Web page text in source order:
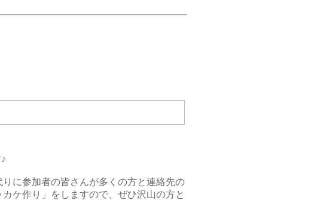
に参加者の皆さんが多くの方と連絡先の
ケ作り」をしますので、ぜひ沢山の方と